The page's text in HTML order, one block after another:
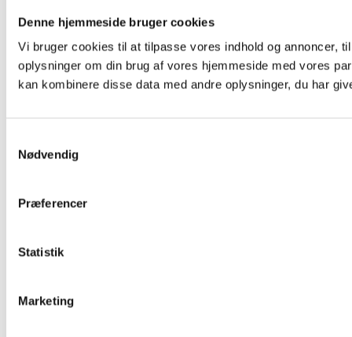
Denne hjemmeside bruger cookies
Vi bruger cookies til at tilpasse vores indhold og annoncer,
oplysninger om din brug af vores hjemmeside med vores
kan kombinere disse data med andre oplysninger, du har
Nødvendig
Præferencer
Statistik
Marketing